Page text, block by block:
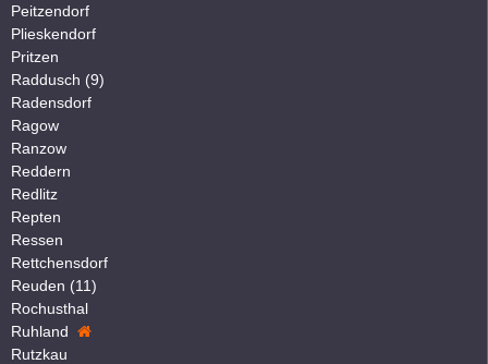
Peitzendorf
Plieskendorf
Pritzen
Raddusch (9)
Radensdorf
Ragow
Ranzow
Reddern
Redlitz
Repten
Ressen
Rettchensdorf
Reuden (11)
Rochusthal
Ruhland
Rutzkau